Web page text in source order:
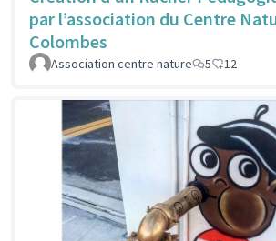
par l’association du Centre
Colombes
Association centre nature 5 12